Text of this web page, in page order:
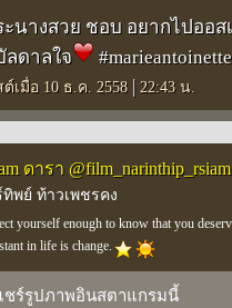
ะนางสวย ชอบ อยากไปออส
ลดาลใจ
️ #marieantoinette
เมื่อ 10 ธ.ค. 2558 | 22:43 น.
ดารา @film_narinthip_rsiam
พย์ ท้าวเพชรคง
yourself enough to know that you
in life is change.
ชร์รูปภาพอินสตาแกรมนี้